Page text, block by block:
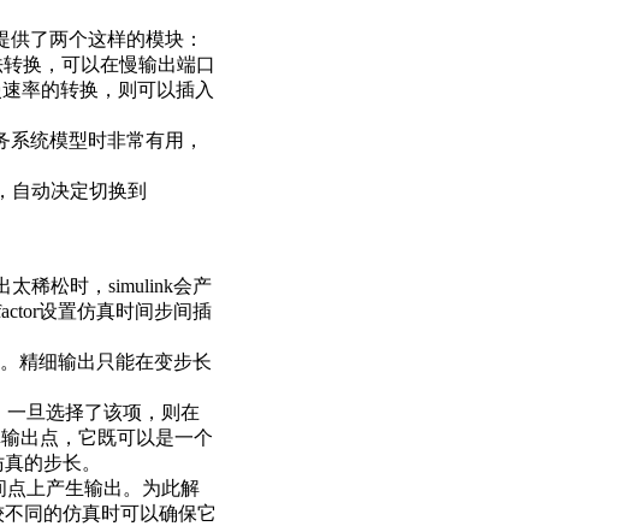
了两个这样的模块：
换，可以在慢输出端口
率的转换，则可以插入
系统模型时非常有用，
自动决定切换到
太稀松时，simulink会产
设置仿真时间步间插
精细输出只能在变步长
一旦选择了该项，则在
出点，它既可以是一个
的步长。
点上产生输出。为此解
同的仿真时可以确保它